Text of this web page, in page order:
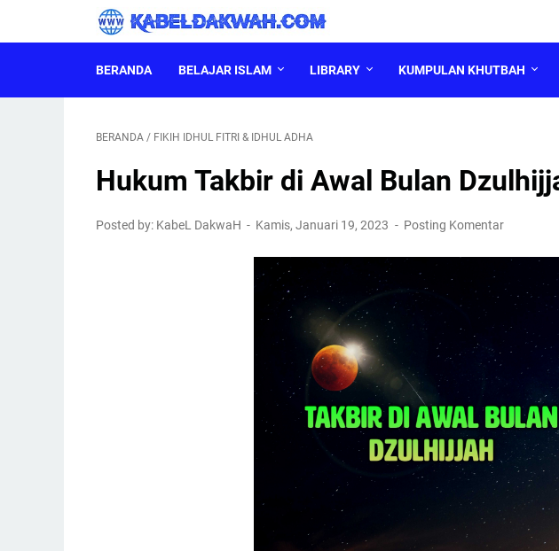
BERANDA BELAJAR ISLAM LIBRARY KUMPULAN KHUTBAH
BERANDA / FIKIH IDHUL FITRI & IDHUL ADHA
Hukum Takbir di Awal Bulan
Posted by: KabeL DakwaH Kamis, Januari 19, 2023 Posting Komentar